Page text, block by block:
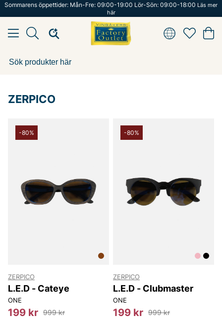
Sommarens öppettider: Mån-Fre: 09:00-19:00 Lör-Sön: 09:00-18:00 Läs mer
här
ZERPICO
-80%
ZERPICO
L.E.D - Cateye
ONE
199 kr 999 kr
-80%
ZERPICO
L.E.D - Clubmaster
ONE
199 kr 999 kr